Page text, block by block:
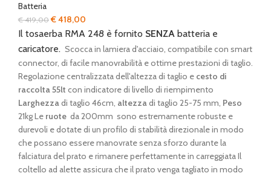
Batteria
€419,00Il
prezzo
originale
€ 419,00.
€418,00
prezzo
attuale
€ 418,00.
Il tosaerba RMA 248 è fornito SENZA batteria e
caricatore. Scocca in lamiera d'acciaio, compatibile con smart
connector, di facile manovrabilità e ottime prestazioni di taglio.
Regolazione centralizzata dell'altezza di taglio e cesto di
raccolta 55lt con indicatore di livello di riempimento
Larghezzadi taglio 46cm, altezzadi taglio 25-75 mm, Peso
21kg Le ruote da 200mm sono estremamente robuste e
durevoli e dotate di un profilo di stabilità direzionale in modo
che possano essere manovrate senza sforzo durante la
falciatura del prato e rimanere perfettamente in carreggiata Il
coltello ad alette assicura che il prato venga tagliato in modo